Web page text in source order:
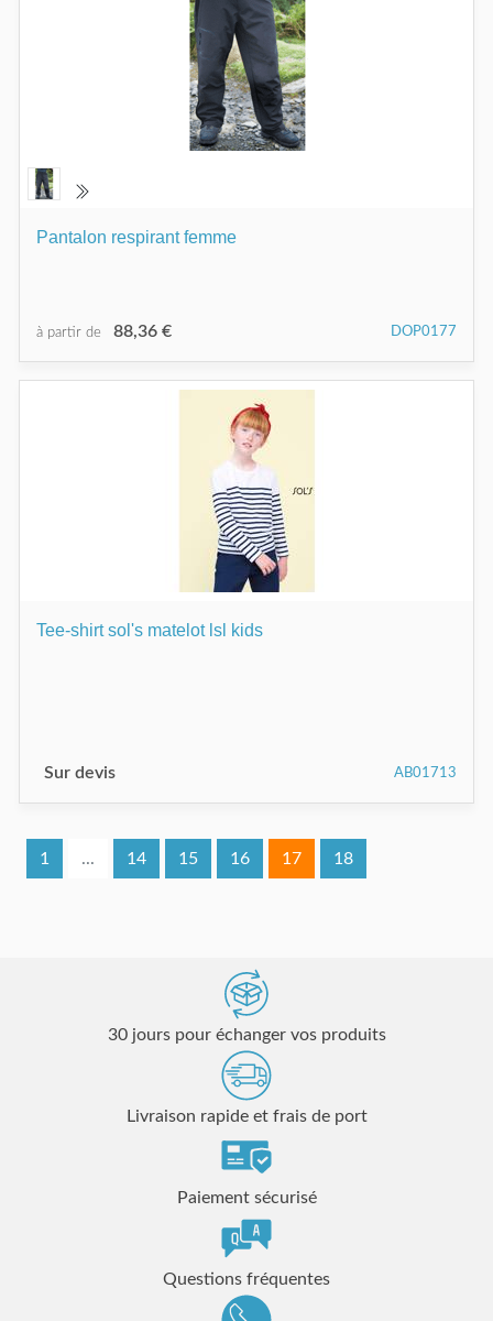
Pantalon respirant femme
à partir de 88,36 € DOP0177
Tee-shirt sol's matelot lsl kids
Sur devis AB01713
1 ... 14 15 16 17 18
30 jours pour échanger vos produits
Livraison rapide et frais de port
Paiement sécurisé
Questions fréquentes